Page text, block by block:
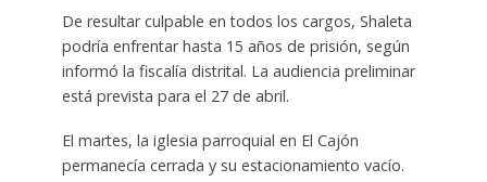
De resultar culpable en todos los cargos, Shaleta
podría enfrentar hasta 15 años de prisión, según
informó la fiscalía distrital. La audiencia preliminar
está prevista para el 27 de abril.
El martes, la iglesia parroquial en El Cajón
permanecía cerrada y su estacionamiento vacío.